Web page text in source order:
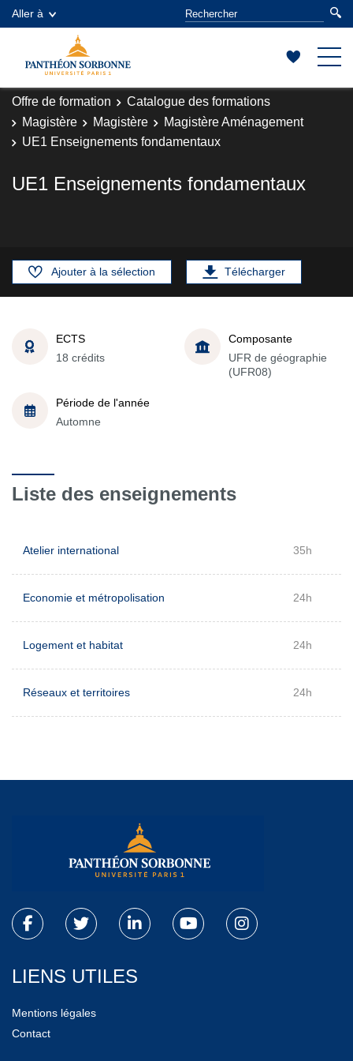
Aller à
Offre de formation
Catalogue des formations
Magistère
Magistère
Magistère Aménagement
UE1 Enseignements fondamentaux
UE1 Enseignements fondamentaux
Ajouter à la sélection Télécharger
ECTS
18 crédits
Composante
UFR de géographie
(UFR08)
Période de l'année
Automne
Liste des enseignements
Atelier international 35h
Economie et métropolisation 24h
Logement et habitat 24h
Réseaux et territoires 24h
LIENS UTILES
Mentions légales
Contact